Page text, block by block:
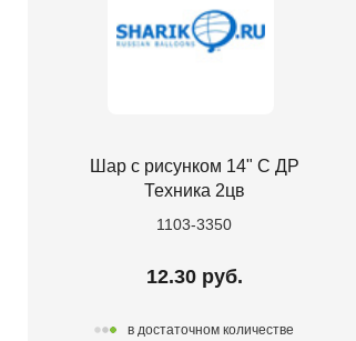
Шар с рисунком 14" С ДР
Техника 2цв
1103-3350
12.30 руб.
в достаточном количестве